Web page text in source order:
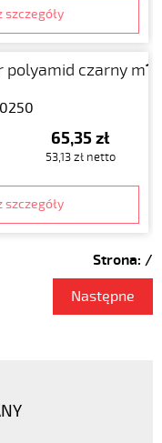
szczegóły
polyamid czarny m
65,35 zł
53,13 zł netto
szczegóły
Strona: /
Następne